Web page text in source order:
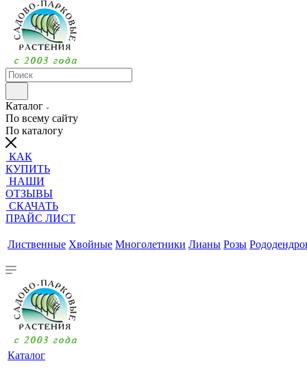
Каталог
По всему сайту
По каталогу
КАК
КУПИТЬ
НАШИ
ОТЗЫВЫ
СКАЧАТЬ
ПРАЙС ЛИСТ
Лиственные Хвойные Многолетники Лианы Розы
Каталог